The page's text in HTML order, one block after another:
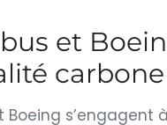
et
carbone
Boeing